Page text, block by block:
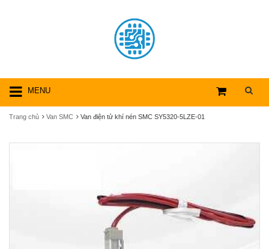
MENU
Trang chủ Van SMC Van điện tử khí nén SMC SY5320-5LZE-01